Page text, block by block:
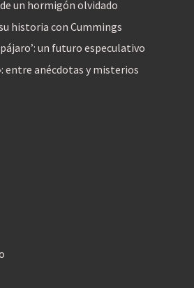
un hormigón olvidado
historia con Cummings
un futuro especulativo
entre anécdotas y misterios